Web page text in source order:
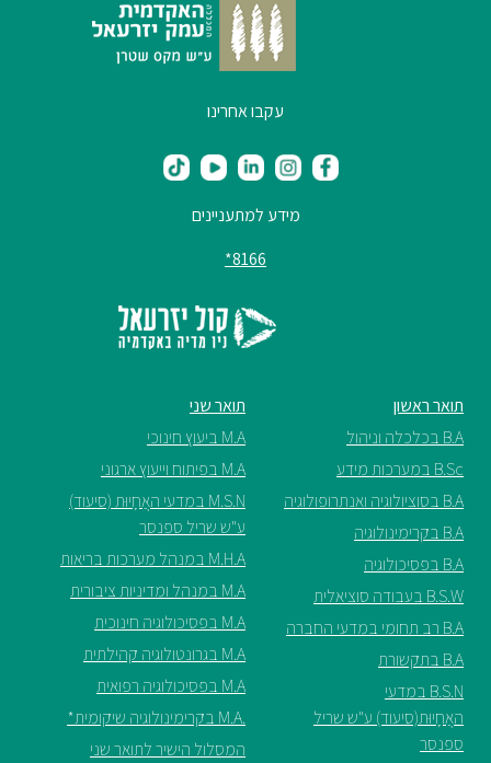
עקבו אחרינו
מידע למתעניינים
8166*
תואר ראשון
B.A בכלכלה וניהול
B.Sc במערכות מידע
B.A בסוציולוגיה ואנתרופולוגיה
B.A בקרימינולוגיה
B.A בפסיכולוגיה
B.S.W בעבודה סוציאלית
B.A רב תחומי במדעי החברה
B.A בתקשורת
B.S.N במדעי
האֲחָיוּת(סיעוד) ע"ש שריל
ספנסר
תואר שני
M.A ביעוץ חינוכי
M.A בפיתוח וייעוץ ארגוני
M.S.N במדעי האֲחָיוּת (סיעוד)
ע"ש שריל ספנסר
M.H.A במנהל מערכות בריאות
M.A במנהל ומדיניות ציבורית
M.A בפסיכולוגיה חינוכית
M.A בגרונטולוגיה קהילתית
M.A בפסיכולוגיה רפואית
.M.A בקרימינולוגיה שיקומית*
המסלול הישיר לתואר שני